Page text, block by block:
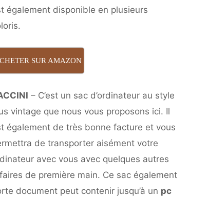
également disponible en plusieurs
SUR AMAZON
– C’est un sac d’ordinateur au style
vintage que nous vous proposons ici. Il
également de très bonne facture et vous
de transporter aisément votre
avec vous avec quelques autres
de première main. Ce sac également
document peut contenir jusqu’à un pc